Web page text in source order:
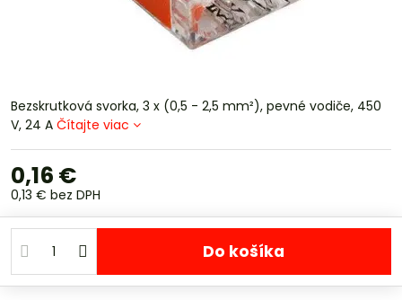
Bezskrutková svorka, 3 x (0,5 - 2,5 mm²), pevné vodiče, 450
V, 24 A Čítajte viac
0,16 €
0,13 € bez DPH
Do košíka